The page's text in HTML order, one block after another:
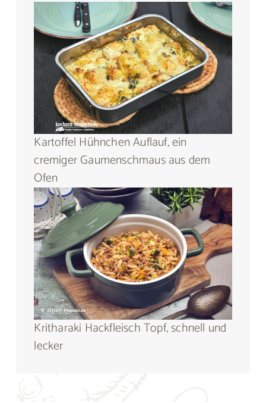
Kartoffel Hühnchen Auflauf, ein
cremiger Gaumenschmaus aus dem
Ofen
Kritharaki Hackfleisch Topf, schnell und
lecker